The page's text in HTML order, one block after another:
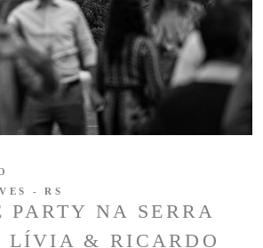
PARTY NA SERRA
LÍVIA & RICARDO
- RS